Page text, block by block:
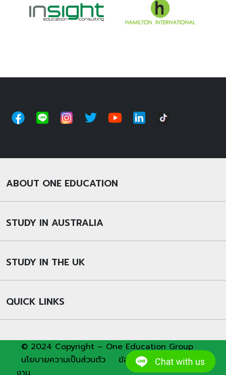
ABOUT ONE EDUCATION
STUDY IN AUSTRALIA
STUDY IN THE UK
QUICK LINKS
© 2024 Copyright – One Education Group
นโยบายความเป็นส่วนตัว
ข้อกำหนดและเงื่อนไขการใช้